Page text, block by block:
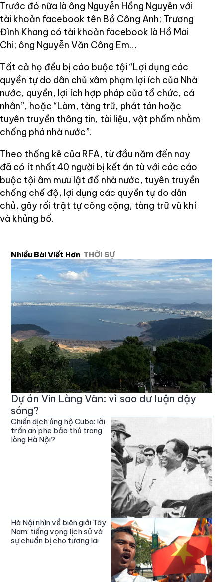
Trước đó nữa là ông Nguyễn Hồng Nguyên với
tài khoản facebook tên Bồ Công Anh; Trương
Đình Khang có tài khoản facebook là Hồ Mai
Chi; ông Nguyễn Văn Công Em…
Tất cả họ đều bị cáo buộc tội “Lợi dụng các
quyền tự do dân chủ xâm phạm lợi ích của Nhà
nước, quyền, lợi ích hợp pháp của tổ chức, cá
nhân”, hoặc “Làm, tàng trữ, phát tán hoặc
tuyên truyền thông tin, tài liệu, vật phẩm nhằm
chống phá nhà nước”.
Theo thống kê của RFA, từ đầu năm đến nay
đã có ít nhất 40 người bị kết án tù với các cáo
buộc tội âm mưu lật đổ nhà nước, tuyên truyền
chống chế độ, lợi dụng các quyền tự do dân
chủ, gây rối trật tự công cộng, tàng trữ vũ khí
và khủng bố.
Nhiều Bài Viết Hơn THỜI SỰ
Dự án Vin Làng Vân: vì sao dư luận dậy
sóng?
Chiến dịch ủng hộ Cuba: lời
trấn an phe bảo thủ trong
lòng Hà Nội?
Hà Nội nhìn về biên giới Tây
Nam: tiếng vọng lịch sử và
sự chuẩn bị cho tương lai